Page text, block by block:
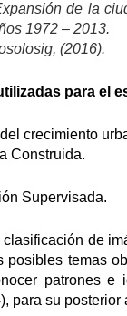
de la
1972 – 2013.
(2016).
para el
crecimiento
Construida.
Supervisada.
de
posibles temas
patrones e
para su